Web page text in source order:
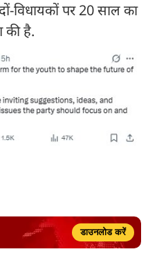
पर 20 साल का
की है.
डाउनलोड करें